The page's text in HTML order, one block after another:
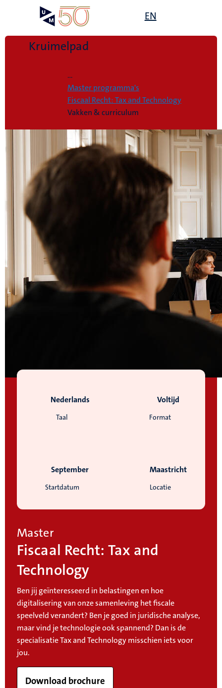
EN
the
Kruimelpad
...
Master programma's
Fiscaal Recht: Tax and Technology
Vakken & curriculum
Taal
Nederlands
Format
Voltijd
Startdatum
September
Locatie
Maastricht
Master
Fiscaal Recht: Tax and
Technology
Ben jij geïnteresseerd in belastingen en hoe
digitalisering van onze samenleving het fiscale
speelveld verandert? Ben je goed in juridische analyse,
maar vind je technologie ook spannend? Dan is de
specialisatie Tax and Technology misschien iets voor
jou.
Download brochure